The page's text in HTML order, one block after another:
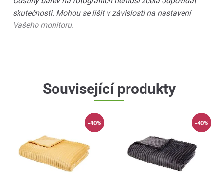
skutečnosti. Mohou se lišit v závislosti na nastavení
Vašeho monitoru.
Související produkty
-40% -40%